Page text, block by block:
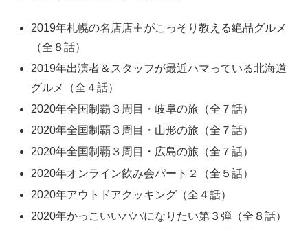
2019年札幌の名店店主がこっそり教える絶品グルメ
（全８話）
2019年出演者＆スタッフが最近ハマっている北海道
グルメ（全４話）
2020年全国制覇３周目・岐阜の旅（全７話）
2020年全国制覇３周目・山形の旅（全７話）
2020年全国制覇３周目・広島の旅（全７話）
2020年オンライン飲み会パート２（全５話）
2020年アウトドアクッキング（全４話）
2020年かっこいいパパになりたい第３弾（全８話）